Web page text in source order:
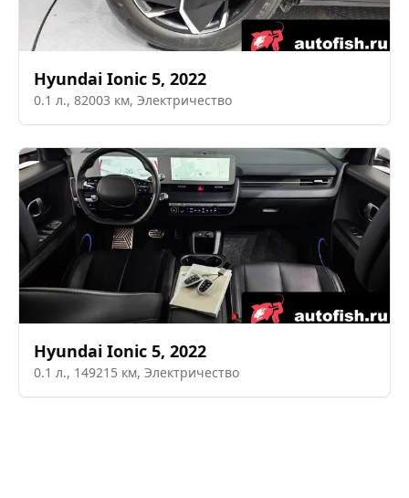
Hyundai Ionic 5, 2022
0.1 л., 82003 км, Электричество
Hyundai Ionic 5, 2022
0.1 л., 149215 км, Электричество